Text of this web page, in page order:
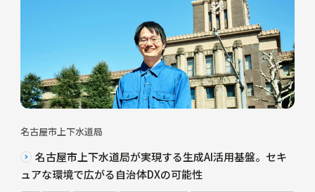
名古屋市上下水道局
名古屋市上下水道局が実現する生成AI活用基盤。セキ
ュアな環境で広がる自治体DXの可能性